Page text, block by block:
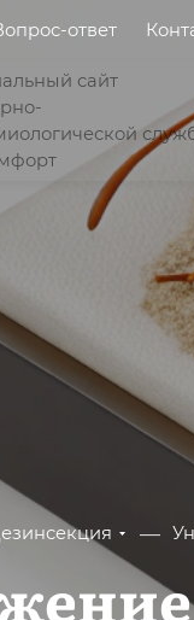
ответ
сайт
—